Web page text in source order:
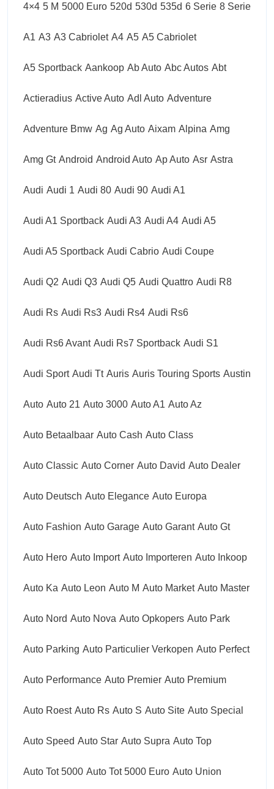
4×4 5 M 5000 Euro 520d 530d 535d 6 Serie 8 Serie
A1 A3 A3 Cabriolet A4 A5 A5 Cabriolet
A5 Sportback Aankoop Ab Auto Abc Autos Abt
Actieradius Active Auto Adl Auto Adventure
Adventure Bmw Ag Ag Auto Aixam Alpina Amg
Amg Gt Android Android Auto Ap Auto Asr Astra
Audi Audi 1 Audi 80 Audi 90 Audi A1
Audi A1 Sportback Audi A3 Audi A4 Audi A5
Audi A5 Sportback Audi Cabrio Audi Coupe
Audi Q2 Audi Q3 Audi Q5 Audi Quattro Audi R8
Audi Rs Audi Rs3 Audi Rs4 Audi Rs6
Audi Rs6 Avant Audi Rs7 Sportback Audi S1
Audi Sport Audi Tt Auris Auris Touring Sports Austin
Auto Auto 21 Auto 3000 Auto A1 Auto Az
Auto Betaalbaar Auto Cash Auto Class
Auto Classic Auto Corner Auto David Auto Dealer
Auto Deutsch Auto Elegance Auto Europa
Auto Fashion Auto Garage Auto Garant Auto Gt
Auto Hero Auto Import Auto Importeren Auto Inkoop
Auto Ka Auto Leon Auto M Auto Market Auto Master
Auto Nord Auto Nova Auto Opkopers Auto Park
Auto Parking Auto Particulier Verkopen Auto Perfect
Auto Performance Auto Premier Auto Premium
Auto Roest Auto Rs Auto S Auto Site Auto Special
Auto Speed Auto Star Auto Supra Auto Top
Auto Tot 5000 Auto Tot 5000 Euro Auto Union